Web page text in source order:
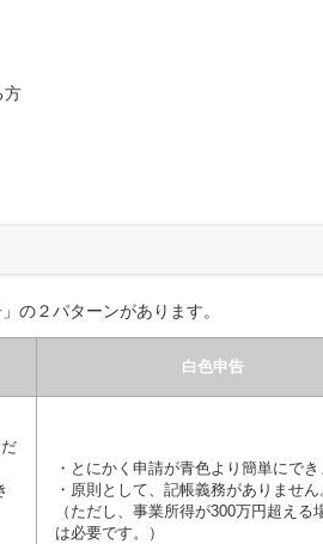
方
の２パターンがあります。
白色申告
・とにかく申請が青色より簡単にでき
・原則として、記帳義務がありません
（ただし、事業所得が300万円超える
は必要です。）